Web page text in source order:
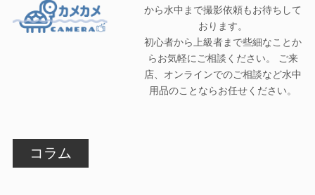
から水中まで撮影依頼もお待ちして
おります。
初心者から上級者まで些細なことか
らお気軽にご相談ください。 ご来
店、オンラインでのご相談など水中
用品のことならお任せください。
コラム